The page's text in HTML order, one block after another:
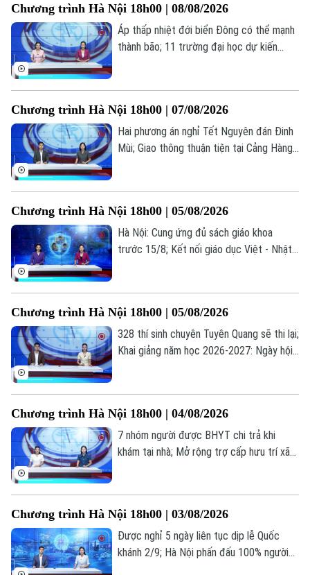
Chuyên mục
Thời sự
Hà Nội
Chính trị
Xã hội
Công nghệ
Hà Nội
Nhịp sống Hà Nội
Người Hà Nội
Khoảnh khắc Hà Nội
Ẩm thực
Thế giới
Tin tức
Quân sự
Hồ sơ
Tin tức
Cafe sáng
Nhà đất
Tin tức
Tàu và Xe
Chương trình Hà Nội 18h00 | 08/08/2026
Áp thấp nhiệt đới biển Đông có thể mạnh
thành bão; 11 trường đại học dự kiến
hôm nay.
Chương trình Hà Nội 18h00 | 07/08/2026
Hai phương án nghỉ Tết Nguyên đán Đinh
Mùi; Giao thông thuận tiện tại Cảng Hàng
nay.
Chương trình Hà Nội 18h00 | 05/08/2026
Hà Nội: Cung ứng đủ sách giáo khoa
trước 15/8; Kết nối giáo dục Việt - Nhật
hôm nay.
Chương trình Hà Nội 18h00 | 05/08/2026
328 thí sinh chuyên Tuyên Quang sẽ thi lại;
Khai giảng năm học 2026-2027: Ngày hội
Chương trình Hà Nội 18h00 | 04/08/2026
7 nhóm người được BHYT chi trả khi
khám tại nhà; Mở rộng trợ cấp hưu trí xã
nay.
Chương trình Hà Nội 18h00 | 03/08/2026
Được nghỉ 5 ngày liên tục dịp lễ Quốc
khánh 2/9; Hà Nội phấn đấu 100% người